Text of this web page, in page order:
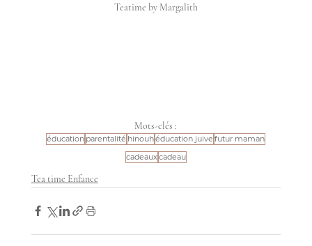
Teatime by Margalith
Mots-clés :
éducation parentalité hinouhéducation juive futur maman
cadeauxcadeau
Tea time Enfance